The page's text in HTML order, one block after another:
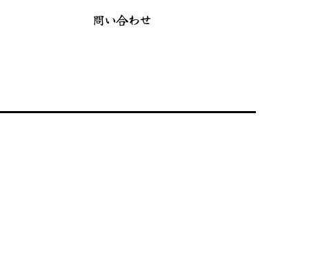
問い合わせ